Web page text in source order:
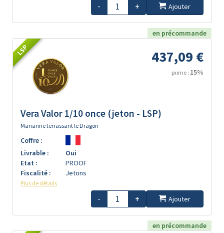
- + Ajouter
en précommande
LSP 437,09 €
prime : 15%
Vera Valor 1/10 once (jeton - LSP)
Marianne terrassant le Dragon
Coffre :
Livrable :
Oui
Etat :
PROOF
Fiscalité :
Jetons
Plus de détails
- + Ajouter
en précommande